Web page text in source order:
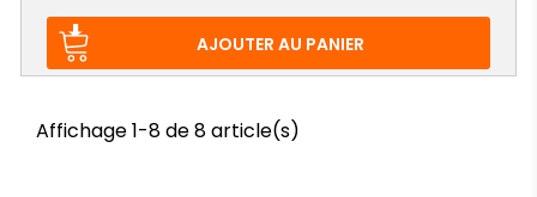
AJOUTER AU PANIER
Affichage 1-8 de 8 article(s)